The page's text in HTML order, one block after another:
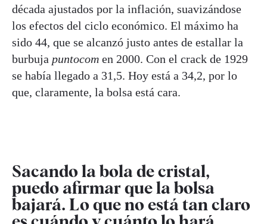
década ajustados por la inflación, suavizándose
los efectos del ciclo económico. El máximo ha
sido 44, que se alcanzó justo antes de estallar la
burbuja puntocom en 2000. Con el crack de 1929
se había llegado a 31,5. Hoy está a 34,2, por lo
que, claramente, la bolsa está cara.
Sacando la bola de cristal,
puedo afirmar que la bolsa
bajará. Lo que no está tan claro